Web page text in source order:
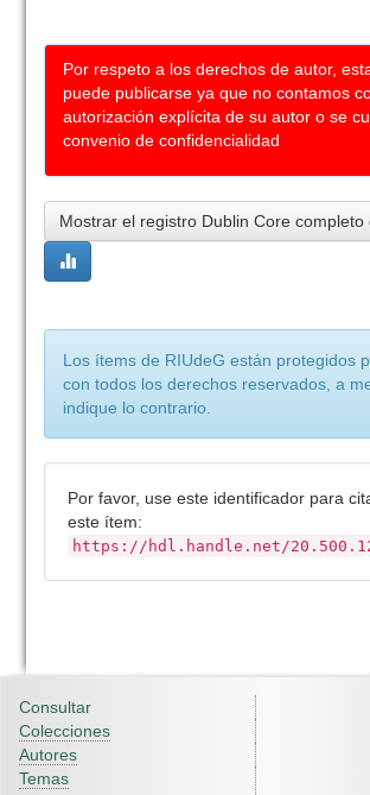
Por respeto a los derechos de autor,
puede publicarse ya que no contamos
autorización explícita de su autor o se
convenio de confidencialidad
Mostrar el registro Dublin Core completo
Los ítems de RIUdeG están protegidos
con todos los derechos reservados, a
indique lo contrario.
Por favor, use este identificador para
este ítem:
https://hdl.handle.net/
Consultar
Colecciones
Autores
Temas